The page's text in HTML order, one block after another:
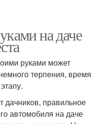
на даче
руками может
терпения, время
дачников, правильное
автомобиля на даче